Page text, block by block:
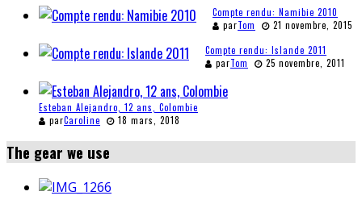
Compte rendu: Namibie 2010
parTom
21 novembre, 2015
Compte rendu: Islande 2011
parTom 25 novembre, 2011
Esteban Alejandro, 12 ans, Colombie
parCaroline 18 mars, 2018
The gear we use